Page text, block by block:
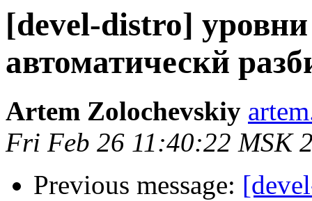
[devel-distro]
автоматическй
Artem Zolochevskiy
Fri Feb 26 11:40:22 MSK
Previous message: